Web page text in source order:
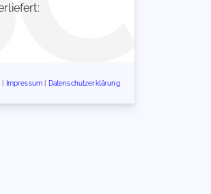
Impressum Datenschutzerklärung